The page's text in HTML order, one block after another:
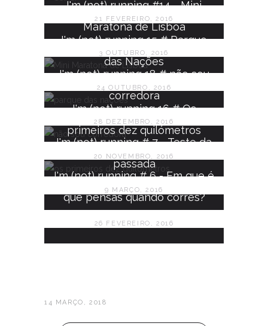
21 FEVEREIRO, 2016
I'm (not) running #14 - Mini
Maratona de Lisboa
3 OUTUBRO, 2016
I'm (not) running 15 # Parque
das Nações
24 OUTUBRO, 2016
I'm (not) running 18 # não sou
corredora
28 DEZEMBRO, 2016
I'm (not) running 16 # Os
primeiros dez quilómetros
20 NOVEMBRO, 2016
I'm (not) running # 7 - Teste da
passada
9 MARÇO, 2016
I'm (not) running # 6 - Em que é
que pensas quando corres?
26 FEVEREIRO, 2016
14 MARÇO, 2018